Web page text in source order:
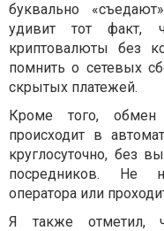
буквально
удивит тот факт,
криптовалюты без
помнить о сетевых
скрытых платежей.
Кроме того, обмен
происходит в
круглосуточно, без
посредников. Не
оператора или
Я также отметил,